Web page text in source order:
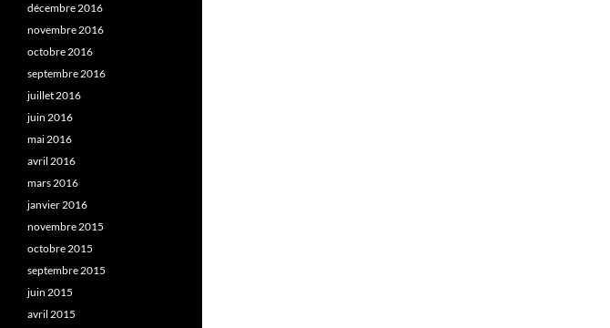
décembre 2016
novembre 2016
octobre 2016
septembre 2016
juillet 2016
juin 2016
mai 2016
avril 2016
mars 2016
janvier 2016
novembre 2015
octobre 2015
septembre 2015
juin 2015
avril 2015